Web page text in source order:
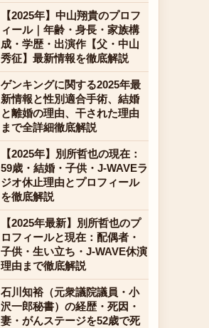
【2025年】中山翔貴のプロフ
ィール｜年齢・身長・家族構
成・学歴・出演作【父・中山
秀征】最新情報を徹底解説
ゲンキングに関する2025年最
新情報と性別適合手術、結婚
と離婚の理由、干された理由
まで全詳細徹底解説
【2025年】別所哲也の現在：
59歳・結婚・子供・J-WAVEラ
ジオ休止理由とプロフィール
を徹底解説
【2025年最新】別所哲也のプ
ロフィールと現在：配偶者・
子供・生い立ち・J-WAVE休演
理由まで徹底解説
石川知裕（元衆議院議員・小
沢一郎秘書）の経歴・死因・
妻・がんステージを52歳で死